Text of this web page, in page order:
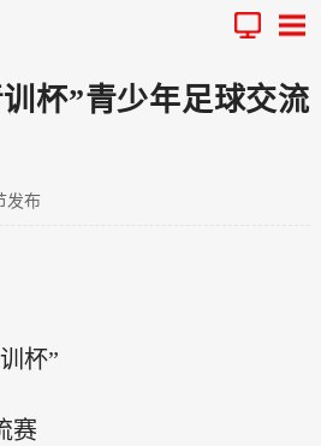
杯”青少年足球交流
发布
杯”
赛